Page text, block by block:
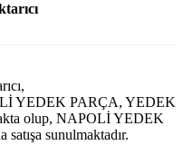
YEDEK PARÇA, YEDEK
olup, NAPOLİ YEDEK
sunulmaktadır.